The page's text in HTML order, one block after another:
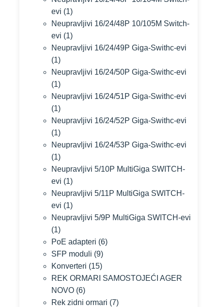
evi (1)
Neupravljivi 16/24/48P 10/105M Switch-
evi (1)
Neupravljivi 16/24/49P Giga-Swithc-evi
(1)
Neupravljivi 16/24/50P Giga-Swithc-evi
(1)
Neupravljivi 16/24/51P Giga-Swithc-evi
(1)
Neupravljivi 16/24/52P Giga-Swithc-evi
(1)
Neupravljivi 16/24/53P Giga-Swithc-evi
(1)
Neupravljivi 5/10P MultiGiga SWITCH-
evi (1)
Neupravljivi 5/11P MultiGiga SWITCH-
evi (1)
Neupravljivi 5/9P MultiGiga SWITCH-evi
(1)
PoE adapteri (6)
SFP moduli (9)
Konverteri (15)
REK ORMARI SAMOSTOJEĆI AGER
NOVO (6)
Rek zidni ormari (7)